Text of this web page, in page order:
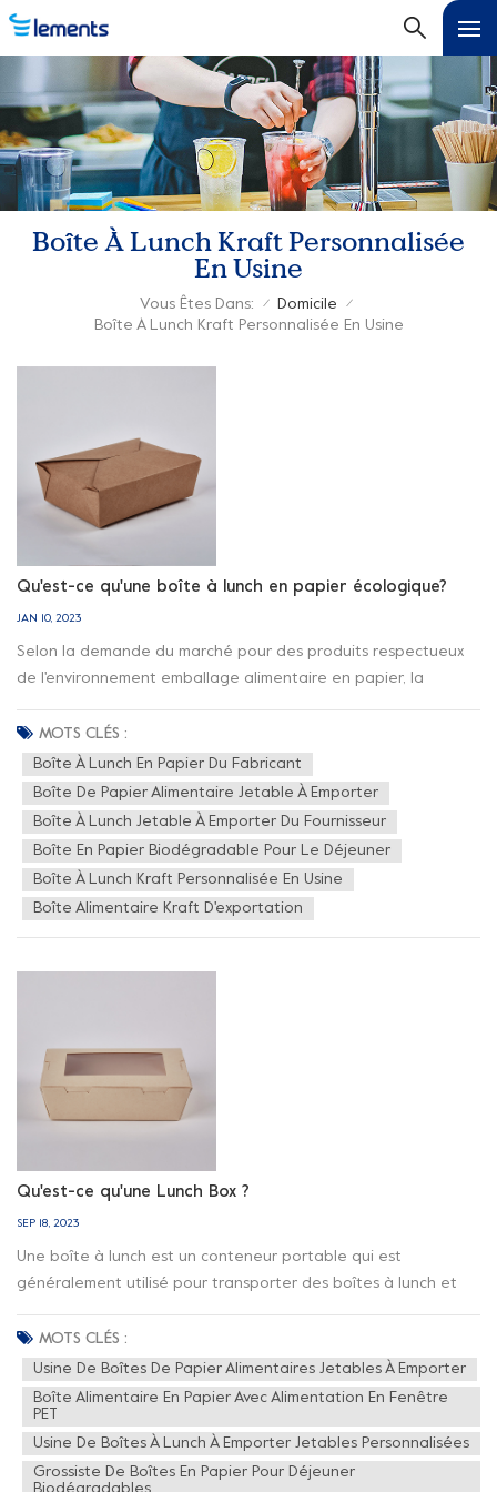
Boîte À Lunch Kraft Personnalisée
En Usine
Vous Êtes Dans: / Domicile /
Boîte À Lunch Kraft Personnalisée En Usine
Qu'est-ce qu'une boîte à lunch en papier écologique?
JAN 10, 2023
Selon la demande du marché pour des produits respectueux
de l'environnement emballage alimentaire en papier, la
cinq modèles. Ils correspondent à différentes tailles de
capacité. Matériau de papier à pâte de bambou （Boîte à
lunch en papier de bambou）est fait de PLA ou d'un film de
revêtement à base d'eau. Ils garantissent qu'après l'utilisation
du produit, ils peuvent favoriser le recyclage et la
biodégradation des matériaux en papier pour éviter la
pollution blanche causée par l'environnement. obtenir plus
d'informations sur les emballages en papier alimentaire, notre
MOTS CLÉS :
Boîte À Lunch En Papier Du Fabricant
Boîte De Papier Alimentaire Jetable À Emporter
Boîte À Lunch Jetable À Emporter Du Fournisseur
Boîte En Papier Biodégradable Pour Le Déjeuner
Boîte À Lunch Kraft Personnalisée En Usine
Boîte Alimentaire Kraft D'exportation
Qu'est-ce qu'une Lunch Box ?
SEP 18, 2023
Une boîte à lunch est un conteneur portable qui est
généralement utilisé pour transporter des boîtes à lunch et
autre repas au restaurant. Il s'agit d'un récipient en forme de
boîte conçu pour contenir les aliments de manière sûre et
pratique. Les boîtes à lunch sont couramment utilisées par les
étudiants, les navetteurs et tous ceux qui préfèrent apporter
de la nourriture de chez eux. Ils constituent un moyen pratique
et organisé de transporter et de stocker les aliments, en les
MOTS CLÉS :
Usine De Boîtes De Papier Alimentaires Jetables À Emporter
Boîte Alimentaire En Papier Avec Alimentation En Fenêtre
PET
Usine De Boîtes À Lunch À Emporter Jetables Personnalisées
Grossiste De Boîtes En Papier Pour Déjeuner
Biodégradables